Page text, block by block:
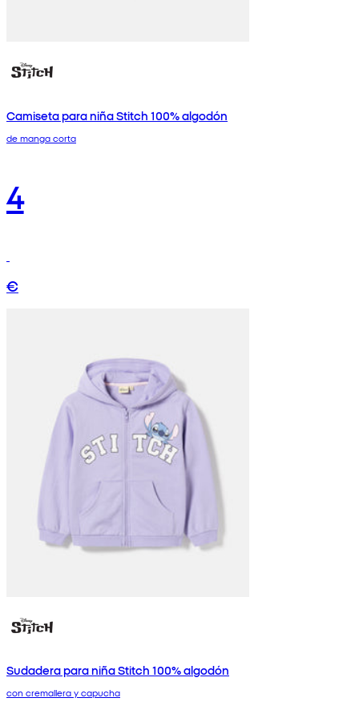
Camiseta para niña Stitch 100% algodón
de manga corta
4
€
Sudadera para niña Stitch 100% algodón
con cremallera y capucha